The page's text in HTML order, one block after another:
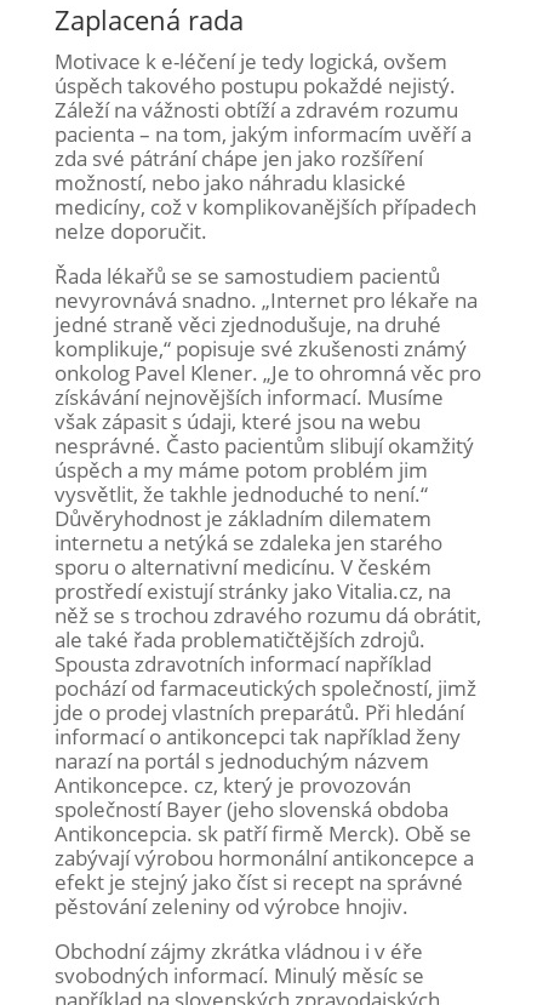
Zaplacená rada
Motivace k e-léčení je tedy logická, ovšem
úspěch takového postupu pokaždé nejistý.
Záleží na vážnosti obtíží a zdravém rozumu
pacienta – na tom, jakým informacím uvěří a
zda své pátrání chápe jen jako rozšíření
možností, nebo jako náhradu klasické
medicíny, což v komplikovanějších případech
nelze doporučit.
Řada lékařů se se samostudiem pacientů
nevyrovnává snadno. „Internet pro lékaře na
jedné straně věci zjednodušuje, na druhé
komplikuje,“ popisuje své zkušenosti známý
onkolog Pavel Klener. „Je to ohromná věc pro
získávání nejnovějších informací. Musíme
však zápasit s údaji, které jsou na webu
nesprávné. Často pacientům slibují okamžitý
úspěch a my máme potom problém jim
vysvětlit, že takhle jednoduché to není.“
Důvěryhodnost je základním dilematem
internetu a netýká se zdaleka jen starého
sporu o alternativní medicínu. V českém
prostředí existují stránky jako Vitalia.cz, na
něž se s trochou zdravého rozumu dá obrátit,
ale také řada problematičtějších zdrojů.
Spousta zdravotních informací například
pochází od farmaceutických společností, jimž
jde o prodej vlastních preparátů. Při hledání
informací o antikoncepci tak například ženy
narazí na portál s jednoduchým názvem
Antikoncepce. cz, který je provozován
společností Bayer (jeho slovenská obdoba
Antikoncepcia. sk patří firmě Merck). Obě se
zabývají výrobou hormonální antikoncepce a
efekt je stejný jako číst si recept na správné
pěstování zeleniny od výrobce hnojiv.
Obchodní zájmy zkrátka vládnou i v éře
svobodných informací. Minulý měsíc se